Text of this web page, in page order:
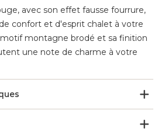
avec son effet fausse fourrure,
confort et d'esprit chalet à votre
montagne brodé et sa finition
une note de charme à votre